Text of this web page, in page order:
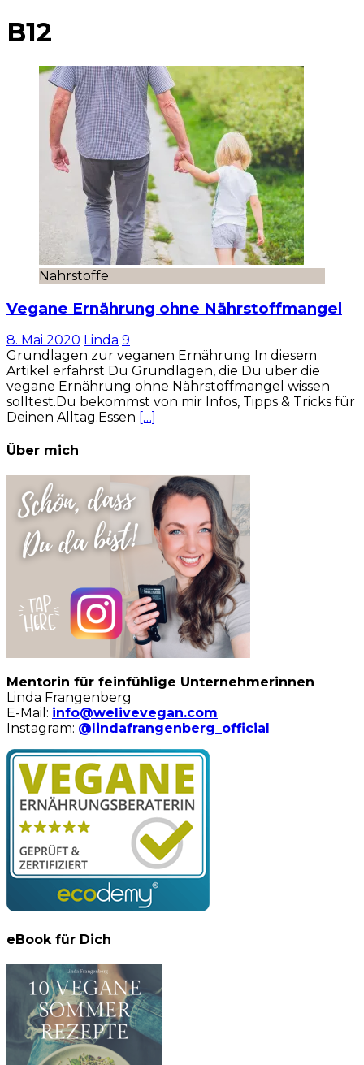
B12
Nährstoffe
Vegane Ernährung ohne Nährstoffmangel
8. Mai 2020 Linda 9
Grundlagen zur veganen Ernährung In diesem
Artikel erfährst Du Grundlagen, die Du über die
vegane Ernährung ohne Nährstoffmangel wissen
solltest.Du bekommst von mir Infos, Tipps & Tricks für
Deinen Alltag.Essen […]
Über mich
Mentorin für feinfühlige Unternehmerinnen
Linda Frangenberg
E-Mail: info@welivevegan.com
Instagram: @lindafrangenberg_official
eBook für Dich